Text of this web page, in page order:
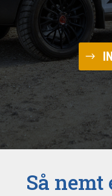
Så nemt